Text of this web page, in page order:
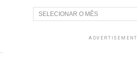
Arquivos
ADVERTISEMENT